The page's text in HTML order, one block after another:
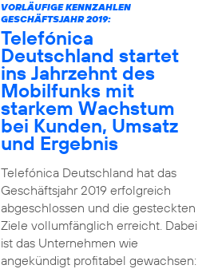
VORLÄUFIGE KENNZAHLEN
GESCHÄFTSJAHR 2019:
Telefónica
Deutschland startet
ins Jahrzehnt des
Mobilfunks mit
starkem Wachstum
bei Kunden, Umsatz
und Ergebnis
Telefónica Deutschland hat das
Geschäftsjahr 2019 erfolgreich
abgeschlossen und die gesteckten
Ziele vollumfänglich erreicht. Dabei
ist das Unternehmen wie
angekündigt profitabel gewachsen: